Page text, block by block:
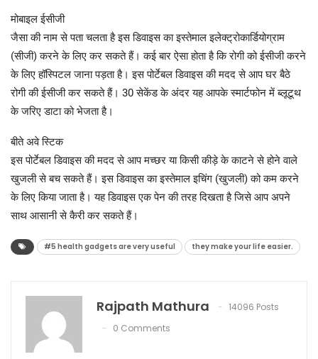
मोबाइल ईसीजी
जैसा की नाम से पता चलता है इस डिवाइस का इस्तेमाल इलेक्ट्रोकार्डियोग्राम
(सीजी) करने के लिए कर सकते हैं। कई बार ऐसा होता है कि रोगी को ईसीजी करने
के लिए हॉस्पिटल जाना पड़ता है। इस पोर्टेबल डिवाइस की मदद से आप घर बैठे
रोगी की ईसीजी कर सकते हैं। 30 सेकेंड के अंदर यह आपके स्मार्टफोन में ब्लूटूथ
के जरिए डाटा को भेजता है।
बीते अवे स्टिक
इस पोर्टेबल डिवाइस की मदद से आप मच्छर या किसी कीड़े के काटने से होने वाले
खुजली से बच सकते हैं। इस डिवाइस का इस्तेमाल इचिंग (खुजली) को कम करने
के लिए किया जाता है। यह डिवाइस एक पेन की तरह दिखता है जिसे आप अपने
साथ आसानी से कैरी कर सकते हैं।
#5 health gadgets are very useful they make your life easier.
Rajpath Mathura
14096 Posts
0 Comments